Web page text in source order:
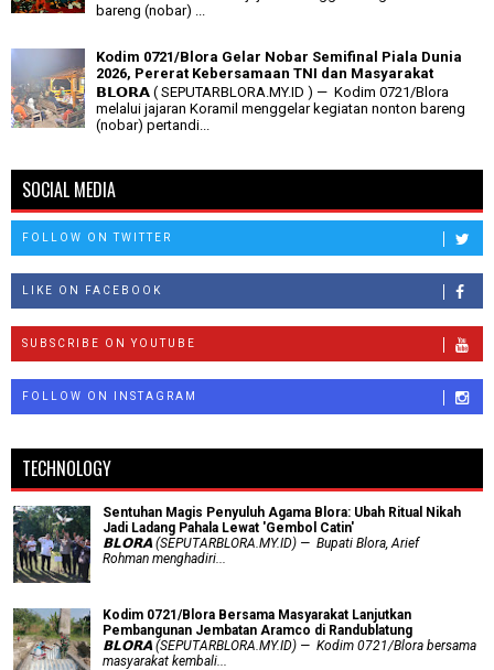
bareng (nobar) ...
Kodim 0721/Blora Gelar Nobar Semifinal Piala Dunia
2026, Pererat Kebersamaan TNI dan Masyarakat
𝗕𝗟𝗢𝗥𝗔 ( SEPUTARBLORA.MY.ID ) — Kodim 0721/Blora
melalui jajaran Koramil menggelar kegiatan nonton bareng
(nobar) pertandi...
SOCIAL MEDIA
FOLLOW ON TWITTER
LIKE ON FACEBOOK
SUBSCRIBE ON YOUTUBE
FOLLOW ON INSTAGRAM
TECHNOLOGY
Sentuhan Magis Penyuluh Agama Blora: Ubah Ritual Nikah
Jadi Ladang Pahala Lewat 'Gembol Catin'
𝗕𝗟𝗢𝗥𝗔 (SEPUTARBLORA.MY.ID) — Bupati Blora, Arief
Rohman menghadiri...
Kodim 0721/Blora Bersama Masyarakat Lanjutkan
Pembangunan Jembatan Aramco di Randublatung
𝗕𝗟𝗢𝗥𝗔 (SEPUTARBLORA.MY.ID) — Kodim 0721/Blora bersama
masyarakat kembali...